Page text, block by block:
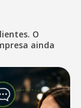
O
ainda